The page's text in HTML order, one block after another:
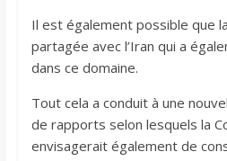
Il est également possible que
partagée avec l’Iran qui a
dans ce domaine.
Tout cela a conduit à une
de rapports selon lesquels la
envisagerait également de